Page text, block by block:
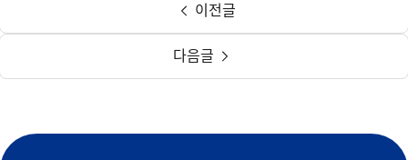
이전글
다음글